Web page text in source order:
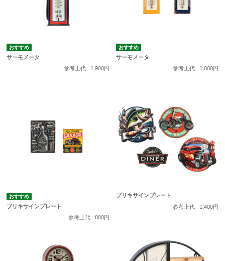
サーモメータ
参考上代
1,900円
サーモメータ
参考上代
1,000円
ブリキサインプレート
参考上代
800円
ブリキサインプレート
参考上代
1,400円